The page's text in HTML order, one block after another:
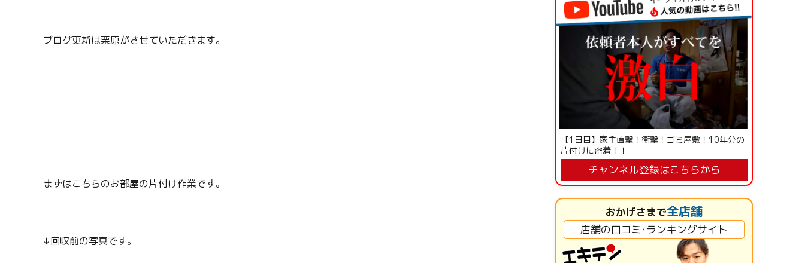
ブログ更新は栗原がさせていただきます。
まずはこちらのお部屋の片付け作業です。
↓回収前の写真です。
【1日目】家主直撃！衝撃！ゴミ屋敷！10年分の
片付けに密着！！
チャンネル登録はこちらから
おかげさまで全店舗
店舗の口コミ･ランキングサイト